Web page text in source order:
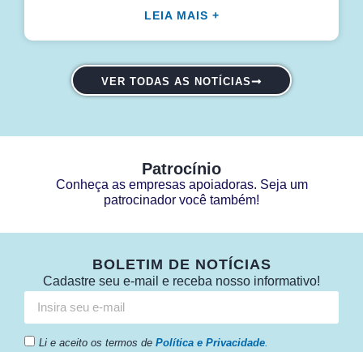
LEIA MAIS +
VER TODAS AS NOTÍCIAS
Patrocínio
Conheça as empresas apoiadoras. Seja um
patrocinador você também!
BOLETIM DE NOTÍCIAS
Cadastre seu e-mail e receba nosso informativo!
Li e aceito os termos de Política e Privacidade.